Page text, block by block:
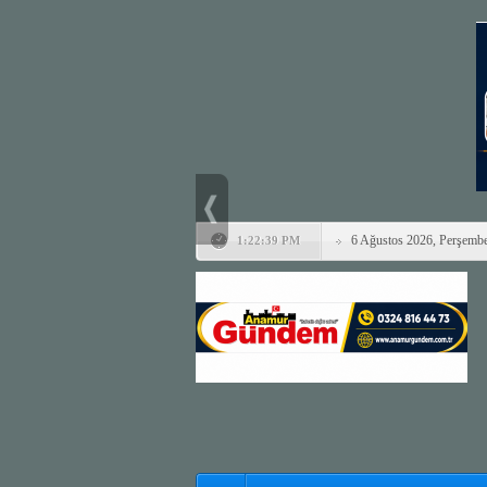
1:22:39 PM 6 Ağustos 2026,